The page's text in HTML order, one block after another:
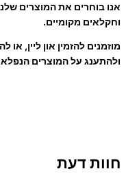
אנו בוחרים את המוצרים
וחקלאים מקומיים.
מוזמנים להזמין און ליין,
ולהתענג על המוצרים
חוות דעת